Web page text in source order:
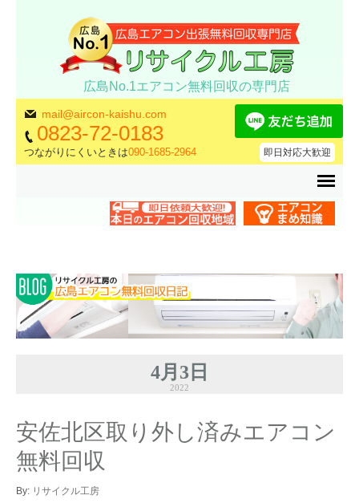
広島No.1エアコン無料回収の専門店
mail@aircon-kaishu.com
0823-72-0183
つながりにくいときは090-1685-2964 即日対応大歓迎
4月3日
2022
安佐北区取り外し済みエアコン
無料回収
By: リサイクル工房